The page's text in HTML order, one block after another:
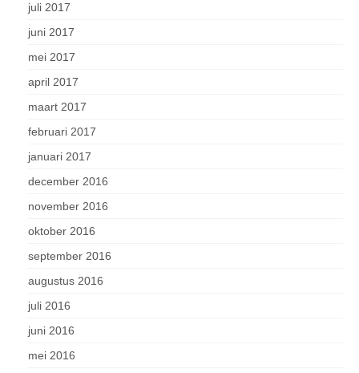
juli 2017
juni 2017
mei 2017
april 2017
maart 2017
februari 2017
januari 2017
december 2016
november 2016
oktober 2016
september 2016
augustus 2016
juli 2016
juni 2016
mei 2016